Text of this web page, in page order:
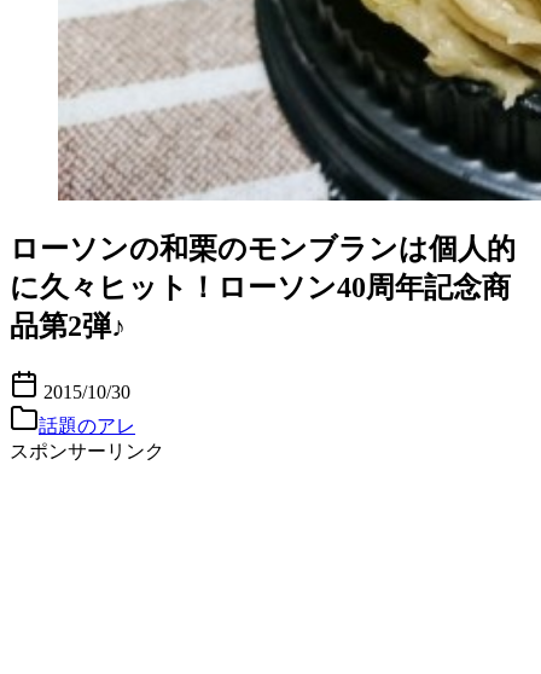
ローソンの和栗のモンブランは個人的
に久々ヒット！ローソン40周年記念商
品第2弾♪
2015/10/30
話題のアレ
スポンサーリンク